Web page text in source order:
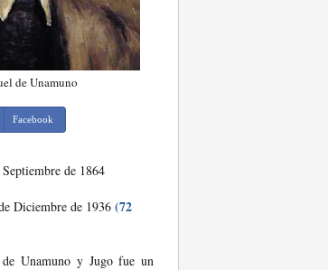
de Unamuno
Facebook
de 1864
Diciembre de 1936 (72
Unamuno y Jugo fue un